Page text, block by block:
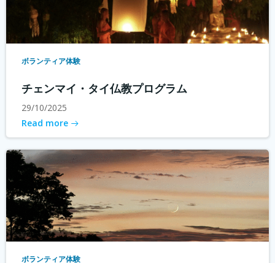
ボランティア体験
チェンマイ・タイ仏教プログラム
29/10/2025
Read more
ボランティア体験